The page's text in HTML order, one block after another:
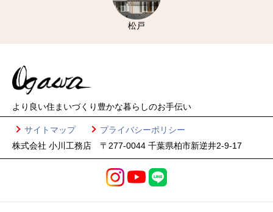
松戸
より良い住まいづくり 豊かな暮らしのお手伝い
サイトマップ
プライバシーポリシー
株式会社 小川工務店 〒277-0044 千葉県柏市新逆井2-9-17